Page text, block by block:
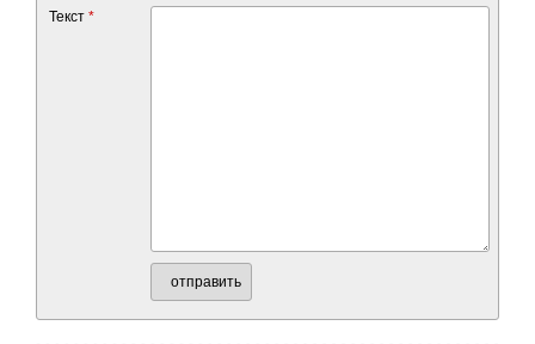
Текст *
отправить